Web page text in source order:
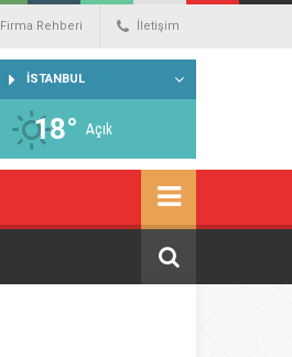
Firma Rehberi İletişim
İSTANBUL
18° Açık